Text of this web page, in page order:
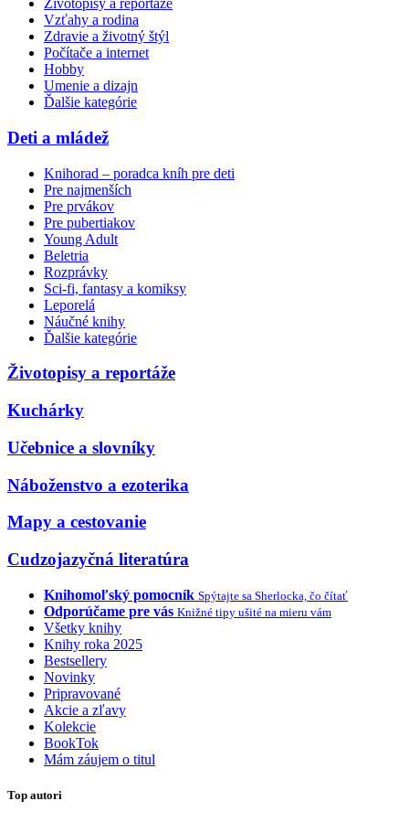
Životopisy a reportáže
Vzťahy a rodina
Zdravie a životný štýl
Počítače a internet
Hobby
Umenie a dizajn
Ďalšie kategórie
Deti a mládež
Knihorad – poradca kníh pre deti
Pre najmenších
Pre prvákov
Pre pubertiakov
Young Adult
Beletria
Rozprávky
Sci-fi, fantasy a komiksy
Leporelá
Náučné knihy
Ďalšie kategórie
Životopisy a reportáže
Kuchárky
Učebnice a slovníky
Náboženstvo a ezoterika
Mapy a cestovanie
Cudzojazyčná literatúra
Knihomoľský pomocník Spýtajte sa Sherlocka, čo čítať
Odporúčame pre vás Knižné tipy ušité na mieru vám
Všetky knihy
Knihy roka 2025
Bestsellery
Novinky
Pripravované
Akcie a zľavy
Kolekcie
BookTok
Mám záujem o titul
Top autori